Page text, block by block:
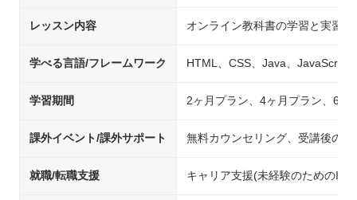
レッスン内容 オンライン教科書の学習と実習
学べる言語/フレームワーク HTML、CSS、Java、JavaScript
学習期間 2ヶ月プラン、4ヶ月プラン、6ヶ
課外イベント/課外サポート 無料カウンセリング、受講後の教
就職/転職支援 キャリア支援(未経験のためのIT/